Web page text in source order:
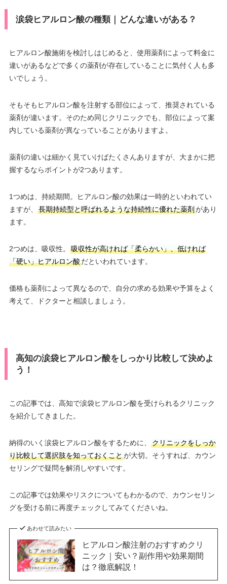
涙袋ヒアルロン酸の種類｜どんな違いがある？
ヒアルロン酸施術を検討しはじめると、使用薬剤によって料金に
違いがあるなどで多くの薬剤が存在していることに気付く人も多
いでしょう。
そもそもヒアルロン酸を注射する部位によって、推奨されている
薬剤が違います。そのため同じクリニックでも、部位によって案
内している薬剤が異なっていることがありますよ。
薬剤の違いは細かく見ていけばたくさんありますが、大まかに把
握するならポイントが2つあります。
1つめは、持続期間。ヒアルロン酸の効果は一時的といわれてい
ますが、
長期持続型と呼ばれるような持続性に優れた薬剤があり
ます。
2つめは、吸収性。
吸収性が高ければ「柔らかい」、低ければ
「硬い」ヒアルロン酸だといわれています。
価格も薬剤によって異なるので、自分の求める効果や予算をよく
考えて、ドクターと相談しましょう。
高知の涙袋ヒアルロン酸をしっかり比較して決めよ
う！
この記事では、高知で涙袋ヒアルロン酸を受けられるクリニック
を紹介してきました。
納得のいく涙袋ヒアルロン酸をするために、
クリニックをしっか
り比較して選択肢を知っておくことが大切。そうすれば、カウン
セリングで疑問を解消しやすいです。
この記事では効果やリスクについてもわかるので、カウンセリン
グを受ける前に再度チェックしてみてくださいね。
あわせて読みたい
ヒアルロン酸注射のおすすめクリ
ニック｜安い？副作用や効果期間
は？徹底解説！